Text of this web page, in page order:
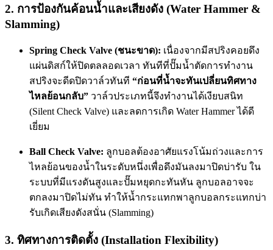
2. การป้องกันค้อนน้ำและเสียงดัง (Water Hammer &
Slamming)
Spring Check Valve (ชนะขาด): เนื่องจากมีสปริงคอยดึง
แผ่นดิสก์ให้ปิดตลลอดเวลา ทันทีที่ปั๊มน้ำตัดการทำงาน
สปริงจะดีดปิดวาล์วทันที “ก่อนที่น้ำจะทันเปลี่ยนทิศทาง
ไหลย้อนกลับ” วาล์วประเภทนี้จึงทำงานได้เงียบสนิท
(Silent Check Valve) และลดการเกิด Water Hammer ได้ดี
เยี่ยม
Ball Check Valve: ลูกบอลต้องอาศัยแรงโน้มถ่วงและการ
ไหลย้อนของน้ำในระดับหนึ่งเพื่อดึงมันลงมาปิดบ่ารับ ใน
ระบบที่มีแรงดันสูงและปั๊มหยุดกะทันหัน ลูกบอลอาจจะ
ตกลงมาปิดไม่ทัน ทำให้น้ำกระแทกพาลูกบอลกระแทกบ่า
รับเกิดเสียงดังสนั่น (Slamming)
3. ทิศทางการติดตั้ง (Installation Flexibility)